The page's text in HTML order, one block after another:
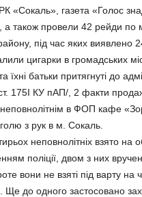
«Сокаль», газета «Голос
також провели 42 рейди по
під час яких виявлено
цигарки в громадських
їхні батьки притягнуті до
ст. 175І КУ пАП/, 2 факти
в ФОП кафе
з рук в м. Сокаль.
неповнолітніх взято на
поліції, двом з них
вони не взяті під варту на
Ще до одного застосовано